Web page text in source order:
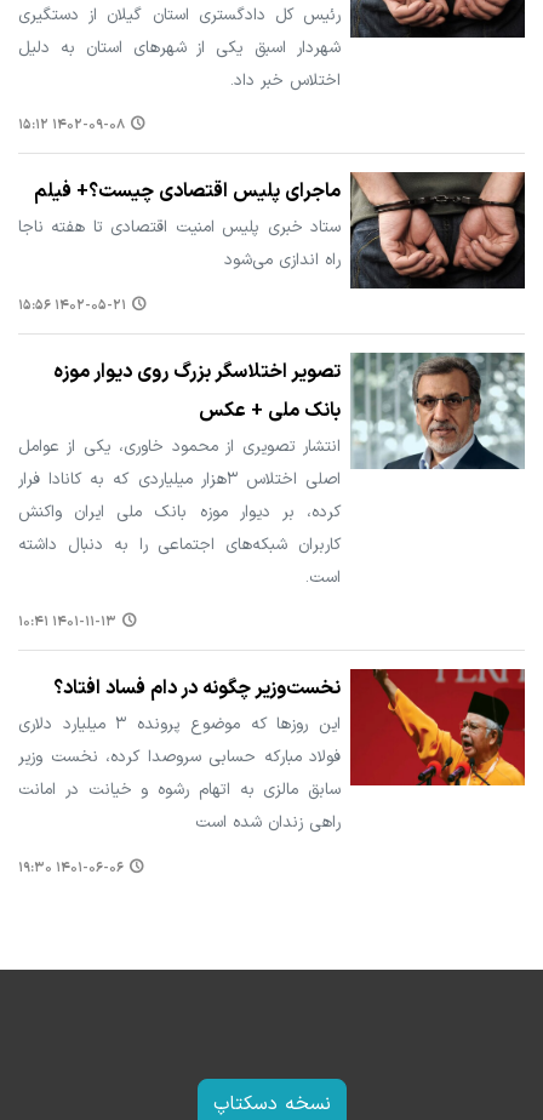
رئیس کل دادگستری استان گیلان از دستگیری
شهردار اسبق یکی از شهرهای استان به دلیل
اختلاس خبر داد.
۱۴۰۲-۰۹-۰۸ ۱۵:۱۲
ماجرای پلیس اقتصادی چیست؟+ فیلم
ستاد خبری پلیس امنیت اقتصادی تا هفته ناجا
راه اندازی می‌شود
۱۴۰۲-۰۵-۲۱ ۱۵:۵۶
تصویر اختلاسگر بزرگ روی دیوار موزه
بانک ملی + عکس
انتشار تصویری از محمود خاوری، یکی از عوامل
اصلی اختلاس ۳هزار میلیاردی که به کانادا فرار
کرده، بر دیوار موزه بانک ملی ایران واکنش
کاربران شبکه‌های اجتماعی را به دنبال داشته
است.
۱۴۰۱-۱۱-۱۳ ۱۰:۴۱
نخست‌وزیر چگونه در دام فساد افتاد؟
این روزها که موضوع پرونده ۳ میلیارد دلاری
فولاد مبارکه حسابی سروصدا کرده، نخست وزیر
سابق مالزی به اتهام رشوه و خیانت در امانت
راهی زندان شده است
۱۴۰۱-۰۶-۰۶ ۱۹:۳۰
نسخه دسکتاپ